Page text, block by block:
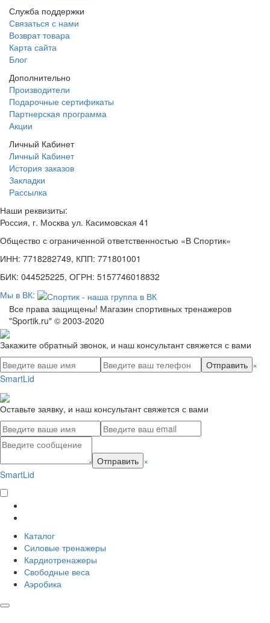
Служба поддержки
Связаться с нами
Возврат товара
Карта сайта
Блог
Дополнительно
Производители
Подарочные сертификаты
Партнерская программа
Акции
Личный Кабинет
Личный Кабинет
История заказов
Закладки
Рассылка
Наши реквизиты:
Россия, г. Москва ул. Касимовская 41
Общество с ограниченной ответственностью «В Спортик»
ИНН: 7718282749, КПП: 771801001
БИК: 044525225, ОГРН: 5157746018832
Мы в ВК:
Все права защищены! Магазин спортивных тренажеров
"Sportik.ru" © 2003-2020
Закажите обратный звонок, и наш консультант свяжется с вами
Отправить ×
SmartLid
Оставьте заявку, и наш консультант свяжется с вами
Отправить ×
SmartLid
Каталог
Силовые тренажеры
Кардиотренажеры
Свободные веса
Аэробика